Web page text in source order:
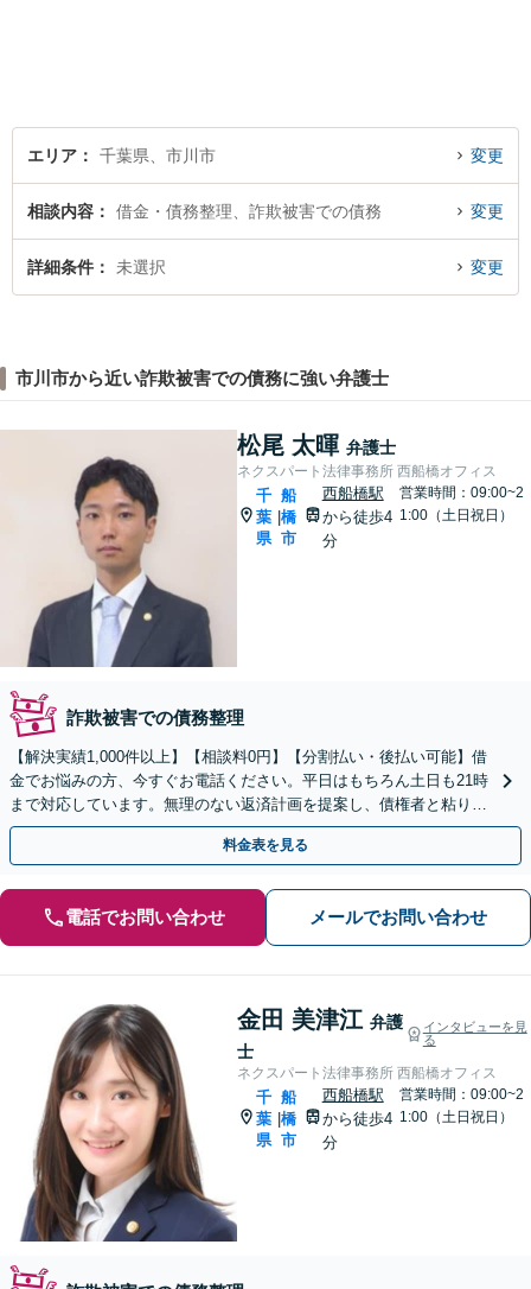
エリア 千葉県、市川市 変更
相談内容 借金・債務整理、詐欺被害での債務 変更
詳細条件 未選択 変更
市川市から近い詐欺被害での債務に強い弁護士
松尾 太暉 弁護士
ネクスパート法律事務所 西船橋オフィス
千
葉
県
|
船
橋
市
西船橋駅
から徒歩4
分
営業時間：09:00~2
1:00（土日祝日）
詐欺被害での債務整理
【解決実績1,000件以上】【相談料0円】【分割払い・後払い可能】借
金でお悩みの方、今すぐお電話ください。平日はもちろん土日も21時
まで対応しています。無理のない返済計画を提案し、債権者と粘り強
く交渉いたします。
料金表を見る
電話でお問い合わせ メールでお問い合わせ
金田 美津江 弁護
士
インタビューを見
る
ネクスパート法律事務所 西船橋オフィス
千
葉
県
|
船
橋
市
西船橋駅
から徒歩4
分
営業時間：09:00~2
1:00（土日祝日）